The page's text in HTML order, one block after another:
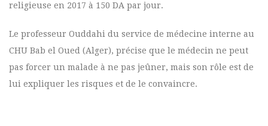
religieuse en 2017 à 150 DA par jour.
Le professeur Ouddahi du service de médecine interne au
CHU Bab el Oued (Alger), précise que le médecin ne peut
pas forcer un malade à ne pas jeûner, mais son rôle est de
lui expliquer les risques et de le convaincre.